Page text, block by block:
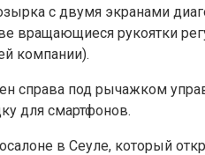
с двумя экранами
вращающиеся рукоятки
компании).
справа под рычажком
для смартфонов.
в Сеуле, который